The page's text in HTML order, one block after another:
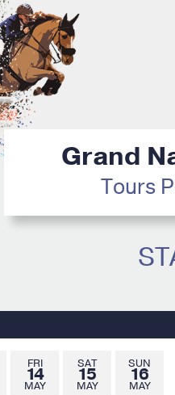
Grand
Tours
FRI
14
MAY
SAT
15
MAY
SUN
16
MAY